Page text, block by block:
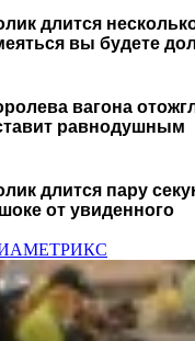
длится
вы будете
вагона
равнодушным
длится пару
от увиденного